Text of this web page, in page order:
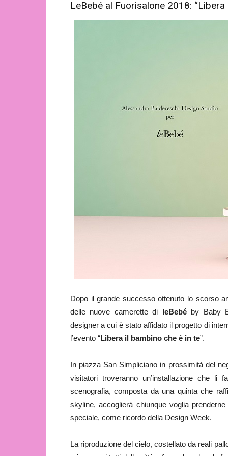
LeBebé al Fuorisalone 2018:
Dopo il grande successo ottenuto lo scorso
delle nuove camerette di leBebéby Baby
designer a cui è stato affidato il progetto di
l’evento “Libera il bambino che è in te”.
In piazza San Simpliciano in prossimità del
visitatori troveranno un’installazione che
scenografia, composta da una quinta che
skyline, accoglierà chiunque voglia
speciale, come ricordo della Design Week.
La riproduzione del cielo, costellato da reali